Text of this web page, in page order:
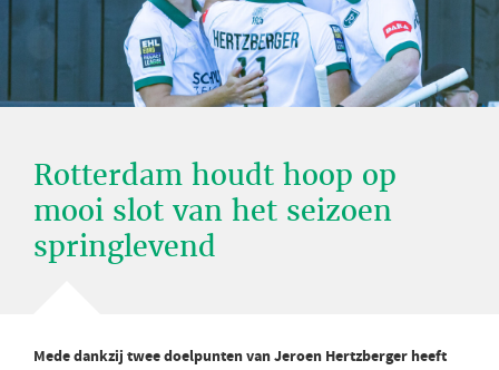
Rotterdam houdt hoop op
mooi slot van het seizoen
springlevend
Mede dankzij twee doelpunten van Jeroen Hertzberger heeft